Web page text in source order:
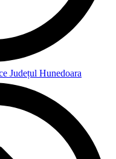
Județul Hunedoara